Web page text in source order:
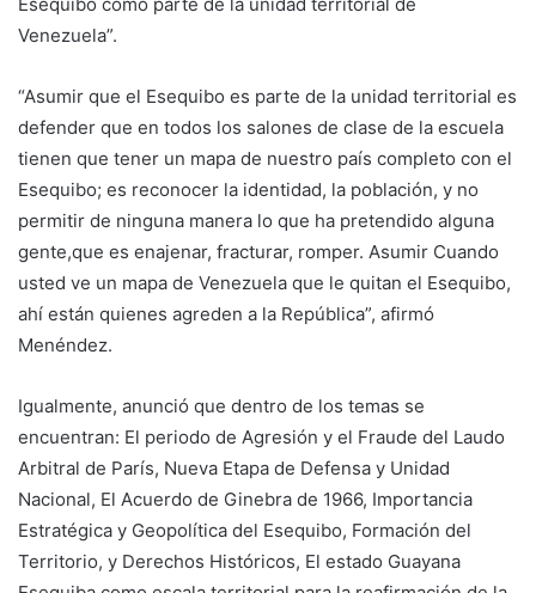
Venezuela”.
“Asumir que el Esequibo es parte de la unidad territorial es
defender que en todos los salones de clase de la escuela
tienen que tener un mapa de nuestro país completo con el
Esequibo; es reconocer la identidad, la población, y no
permitir de ninguna manera lo que ha pretendido alguna
gente,que es enajenar, fracturar, romper. Asumir Cuando
usted ve un mapa de Venezuela que le quitan el Esequibo,
ahí están quienes agreden a la República”, afirmó
Menéndez.
Igualmente, anunció que dentro de los temas se
encuentran: El periodo de Agresión y el Fraude del Laudo
Arbitral de París, Nueva Etapa de Defensa y Unidad
Nacional, El Acuerdo de Ginebra de 1966, Importancia
Estratégica y Geopolítica del Esequibo, Formación del
Territorio, y Derechos Históricos, El estado Guayana